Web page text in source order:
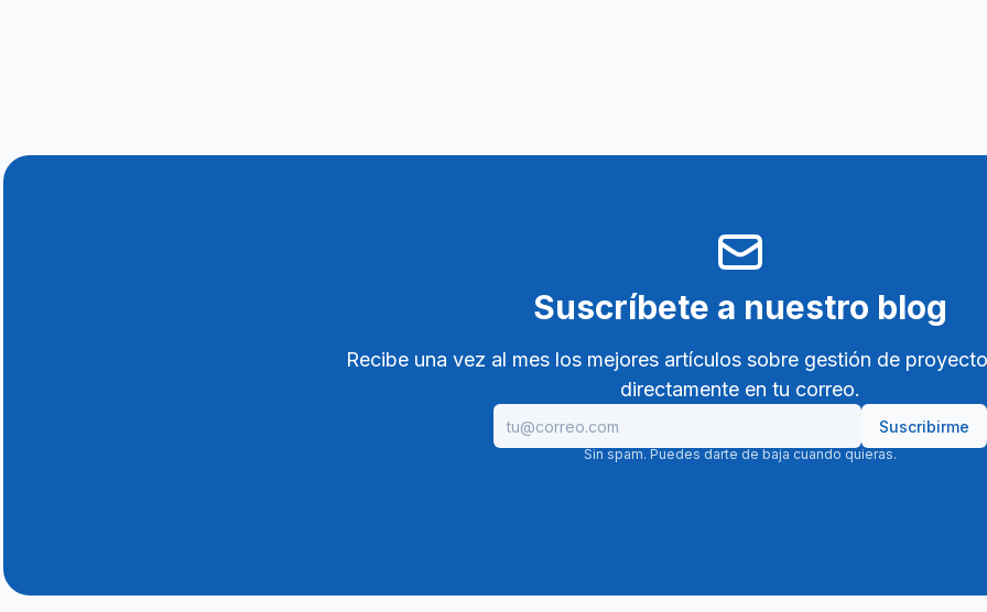
Suscríbete a nuestro blog
Recibe una vez al mes los mejores artículos sobre gestión de
directamente en tu correo.
Suscribirme
Sin spam. Puedes darte de baja cuando quieras.